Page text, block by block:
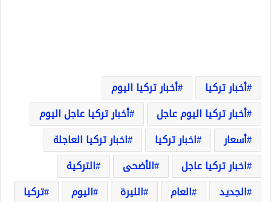
أخبار تركيا
أخبار تركيا اليوم
أخبار تركيا اليوم عاجل
أخبار تركيا عاجل اليوم
أسعار
اخبار تركيا
اخبار تركيا العاجلة
اخبار تركيا عاجل
الأضحى
التركية
الجديد
العام الليرة اليوم
تركيا